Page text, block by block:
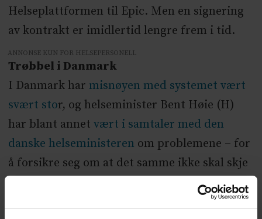
Helseplattformen til Epic. Men en signering
av kontrakt er imidlertid lengre frem i tid.
ANNONSE KUN FOR HELSEPERSONELL
Trøbbel i Danmark
I Danmark har misnøyen med systemet vært
svært stor, og helseminister Bent Høie (H)
har blant annet vært i samtaler med den
danske helseministeren om problemene – for
å forsikre seg om at det samme ikke skal skje
Nylig gikk den danske statsministeren Lars